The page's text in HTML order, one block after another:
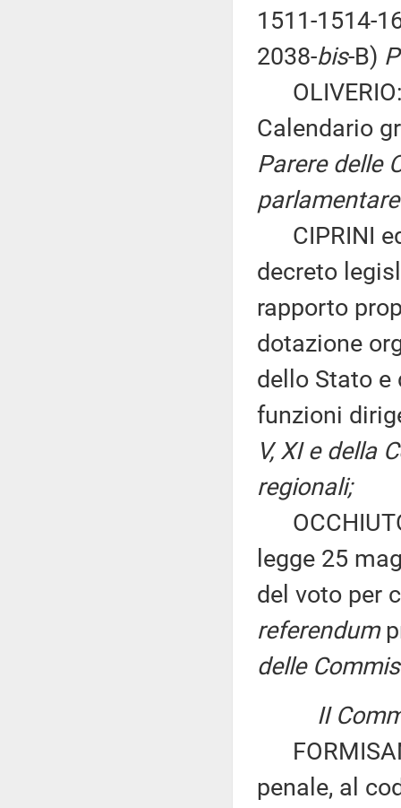
1511-1514-
2038-bis-B)
Calendario
Parere delle
CIPRINI
decreto
rapporto
dotazione
dello Stato
funzioni
V, XI e della
regionali;
legge 25
del voto per
referendum
delle
II
penale, al